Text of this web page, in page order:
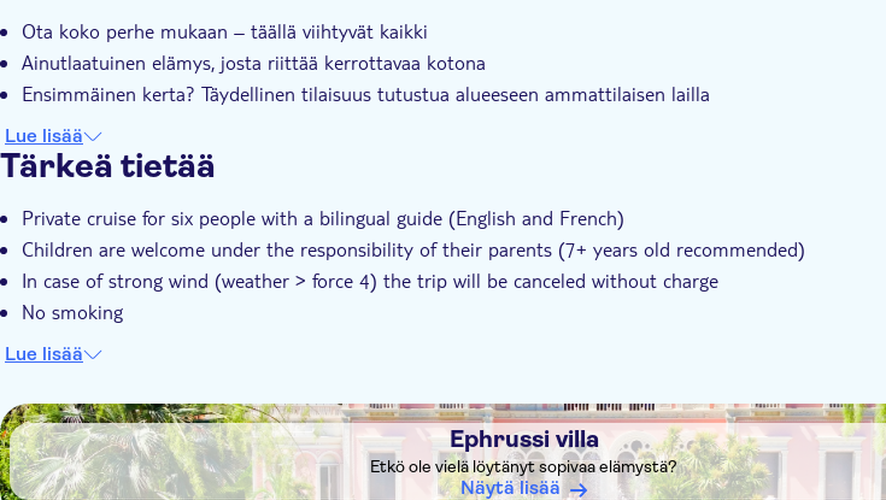
Ota koko perhe mukaan – täällä viihtyvät kaikki
Ainutlaatuinen elämys, josta riittää kerrottavaa kotona
Ensimmäinen kerta? Täydellinen tilaisuus tutustua alueeseen ammattilaisen lailla
Lue lisää
Tärkeä tietää
Private cruise for six people with a bilingual guide (English and French)
Children are welcome under the responsibility of their parents (7+ years old recommended)
In case of strong wind (weather > force 4) the trip will be canceled without charge
No smoking
Lue lisää
DSA1Ephrussi villa
Ephrussi villa
Etkö ole vielä löytänyt sopivaa elämystä?
Näytä lisää